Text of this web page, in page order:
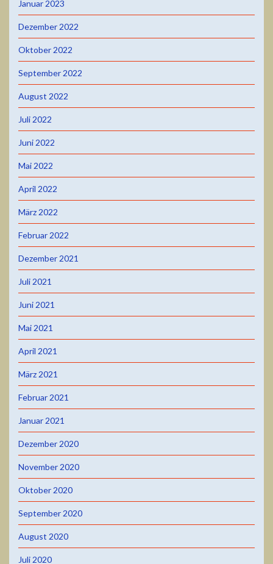
Januar 2023
Dezember 2022
Oktober 2022
September 2022
August 2022
Juli 2022
Juni 2022
Mai 2022
April 2022
März 2022
Februar 2022
Dezember 2021
Juli 2021
Juni 2021
Mai 2021
April 2021
März 2021
Februar 2021
Januar 2021
Dezember 2020
November 2020
Oktober 2020
September 2020
August 2020
Juli 2020